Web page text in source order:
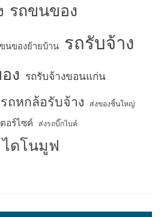
รถขนของ
นของย้ายบ้าน รถรับจ้าง
ง รถรับจ้างขอนแก่น
รถหกล้อรับจ้าง ส่งของชิ้นใหญ่
อร์ไซค์ ส่งรถบิ๊กไบค์
ไดโนมูฟ